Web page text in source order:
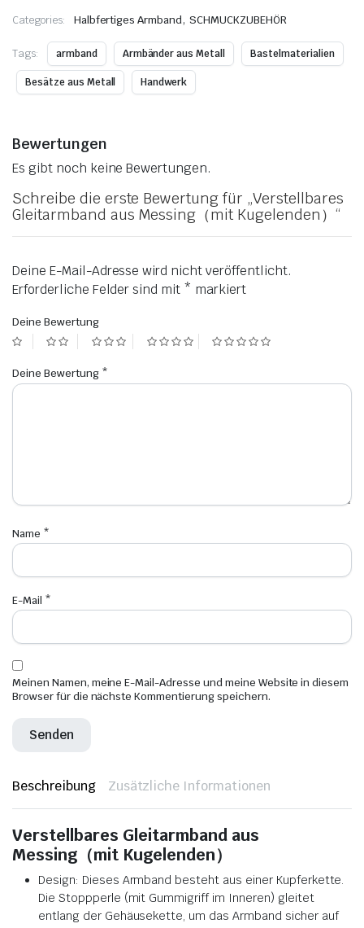
Categories: Halbfertiges Armband,SCHMUCKZUBEHÖR
Tags: armband Armbänder aus Metall Bastelmaterialien
Besätze aus Metall Handwerk
Bewertungen
Es gibt noch keine Bewertungen.
Schreibe die erste Bewertung für „Verstellbares
Gleitarmband aus Messing（mit Kugelenden）“
Deine E-Mail-Adresse wird nicht veröffentlicht.
Erforderliche Felder sind mit * markiert
Deine Bewertung
Deine Bewertung *
Name *
E-Mail *
Meinen Namen, meine E-Mail-Adresse und meine Website in diesem
Browser für die nächste Kommentierung speichern.
Beschreibung Zusätzliche Informationen
Verstellbares Gleitarmband aus
Messing（mit Kugelenden）
Design: Dieses Armband besteht aus einer Kupferkette.
Die Stoppperle (mit Gummigriff im Inneren) gleitet
entlang der Gehäusekette, um das Armband sicher auf